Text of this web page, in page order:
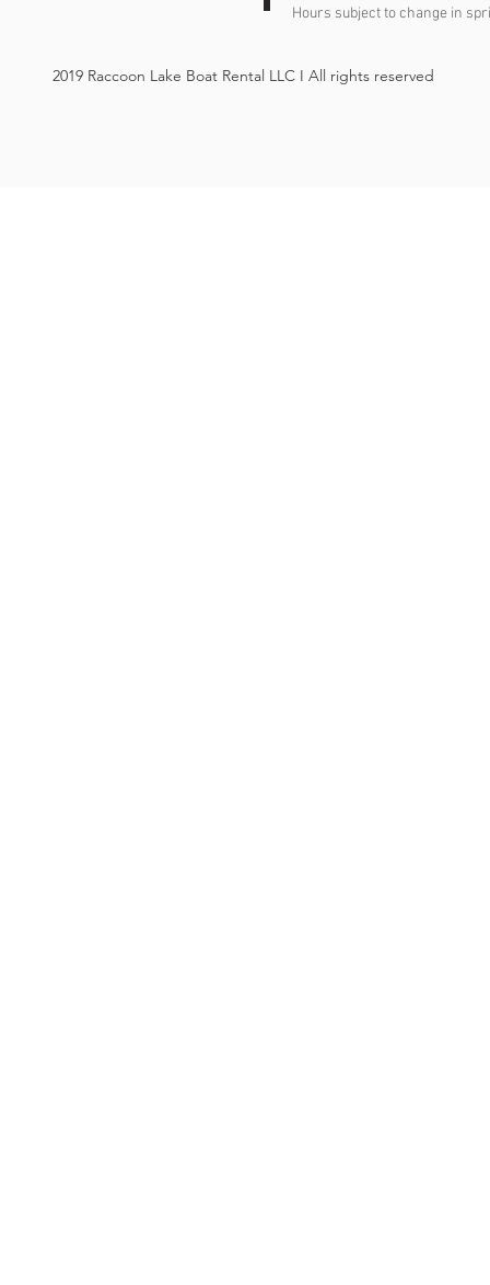
Hours subject to change in
2019 Raccoon Lake Boat Rental LLC I All rights reserved